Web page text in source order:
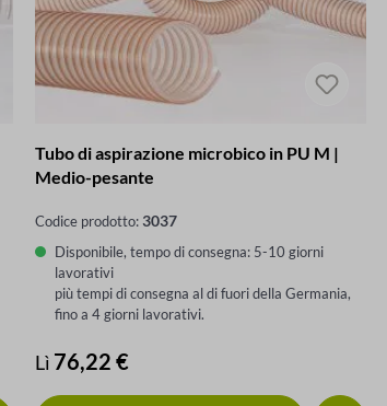
Tubo di aspirazione microbico in PU M |
Medio-pesante
Codice prodotto:3037
Disponibile, tempo di consegna: 5-10 giorni
lavorativi
più tempi di consegna al di fuori della Germania,
fino a 4 giorni lavorativi.
Prezzo normale:
Lì 76,22 €